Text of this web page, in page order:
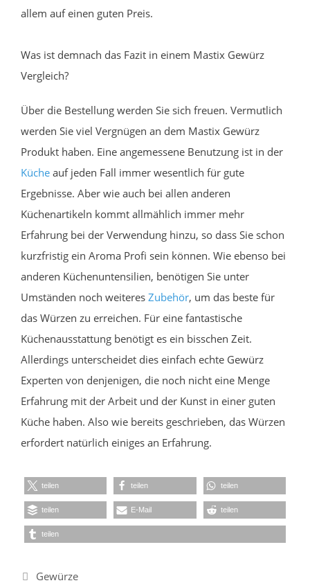
allem auf einen guten Preis.
Was ist demnach das Fazit in einem Mastix Gewürz
Vergleich?
Über die Bestellung werden Sie sich freuen. Vermutlich
werden Sie viel Vergnügen an dem Mastix Gewürz
Produkt haben. Eine angemessene Benutzung ist in der
Küche auf jeden Fall immer wesentlich für gute
Ergebnisse. Aber wie auch bei allen anderen
Küchenartikeln kommt allmählich immer mehr
Erfahrung bei der Verwendung hinzu, so dass Sie schon
kurzfristig ein Aroma Profi sein können. Wie ebenso bei
anderen Küchenuntensilien, benötigen Sie unter
Umständen noch weiteres Zubehör, um das beste für
das Würzen zu erreichen. Für eine fantastische
Küchenausstattung benötigt es ein bisschen Zeit.
Allerdings unterscheidet dies einfach echte Gewürz
Experten von denjenigen, die noch nicht eine Menge
Erfahrung mit der Arbeit und der Kunst in einer guten
Küche haben. Also wie bereits geschrieben, das Würzen
erfordert natürlich einiges an Erfahrung.
teilen teilen teilen
teilen E-Mail teilen
teilen
Kategorien
Gewürze